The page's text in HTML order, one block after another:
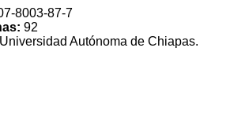
8003-87-7
92
Universidad Autónoma de Chiapas.